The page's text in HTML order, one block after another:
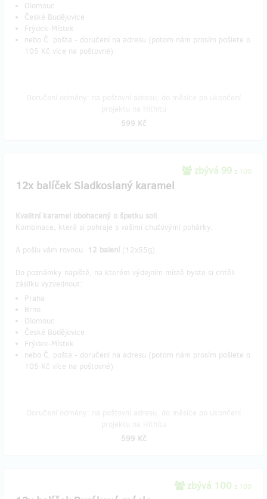
Olomouc
České Budějovice
Frýdek-Místek
nebo Č. pošta - doručení na adresu (potom nám prosím pošlete o
105 Kč více na poštovné)
599 Kč
zbývá 99 z 100
12x balíček Sladkoslaný karamel
Kvalitní karamel obohacený o špetku soli.
Kombinace, která si pohraje s vašimi chuťovými pohárky.
A pošlu vám rovnou 12 balení (12x55g).
Do poznámky napiště, na kterém výdejním místě byste si chtěli
zásilku vyzvednout:
Praha
Brno
Olomouc
České Budějovice
Frýdek-Místek
nebo Č. pošta - doručení na adresu (potom nám prosím pošlete o
105 Kč více na poštovné)
599 Kč
zbývá 100 z 100